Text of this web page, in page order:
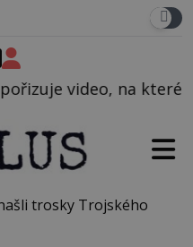
před jeho vozem po
trosky Trojského